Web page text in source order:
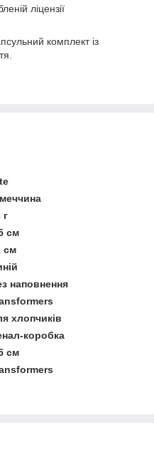
ліцензії
комплект із
г
см
см
наповнення
хлопчиків
коробка
см